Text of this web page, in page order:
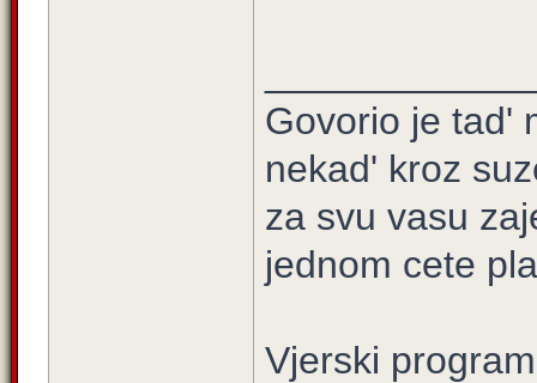
Govorio je tad'
nekad' kroz
za svu vasu
jednom cete
Vjerski